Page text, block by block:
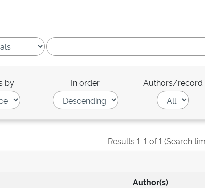
by In order Authors/record
Results 1-1 of 1 (Search
Author(s)